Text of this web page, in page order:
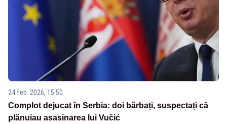
24 feb. 2026, 15:50
Complot dejucat în Serbia: doi bărbați, suspectați că
plănuiau asasinarea lui Vučić